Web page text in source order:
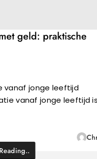
geld: praktische
vanaf jonge leeftijd
vanaf jonge leeftijd